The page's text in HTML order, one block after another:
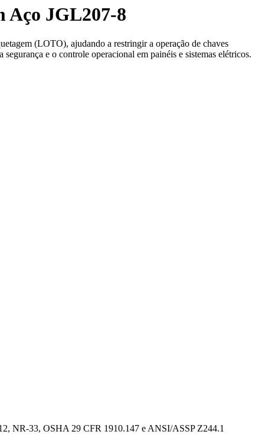
Aço JGL207-8
(LOTO), ajudando a restringir a operação de chaves
e o controle operacional em painéis e sistemas elétricos.
NR-33, OSHA 29 CFR 1910.147 e ANSI/ASSP Z244.1